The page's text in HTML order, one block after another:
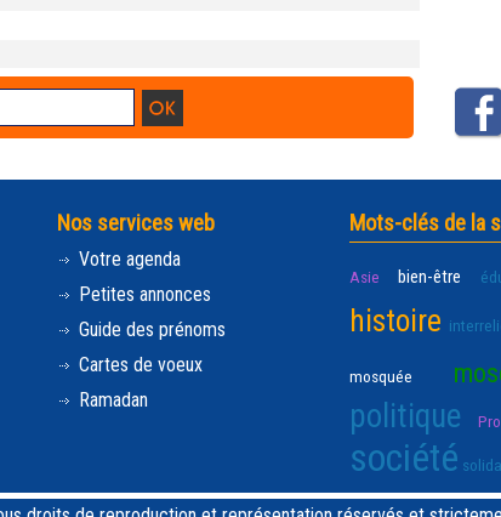
Nos services web
Votre agenda
Petites annonces
Guide des prénoms
Cartes de voeux
Ramadan
Mots-clés de la
Asie bien-être
histoire
mosquée
politique
société